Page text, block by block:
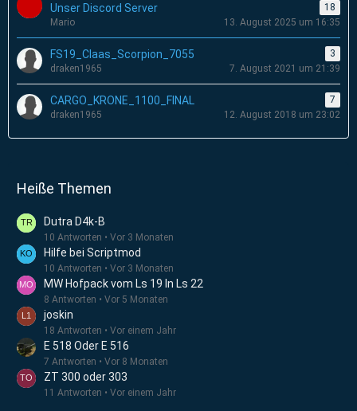
Unser Discord Server
18
Mario
13. August 2025 um 16:35
FS19_Claas_Scorpion_7055
3
draken1965
7. August 2021 um 21:39
CARGO_KRONE_1100_FINAL
7
draken1965
12. August 2018 um 23:02
Heiße Themen
Dutra D4k-B
10 Antworten Vor 3 Monaten
Hilfe bei Scriptmod
10 Antworten Vor 3 Monaten
MW Hofpack vom Ls 19 In Ls 22
8 Antworten Vor 5 Monaten
joskin
18 Antworten Vor einem Jahr
E 518 Oder E 516
7 Antworten Vor 8 Monaten
ZT 300 oder 303
11 Antworten Vor einem Jahr